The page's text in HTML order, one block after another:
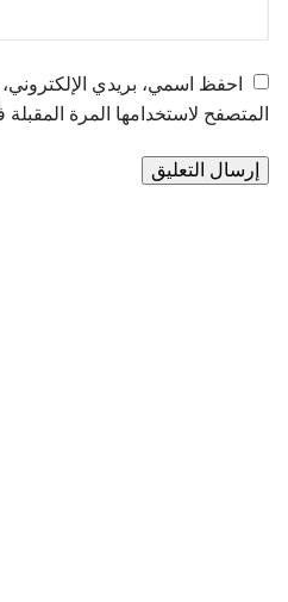
احفظ اسمي، بريدي
المتصفح لاستخدامها المرة